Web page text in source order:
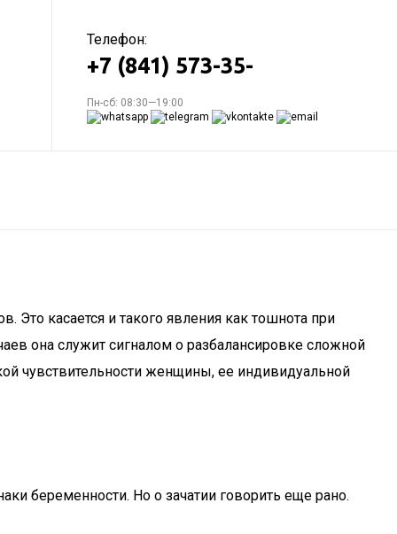
Телефон:
+7 (841) 573-35-
Пн-сб: 08:30—19:00
Это касается и такого явления как тошнота при
она служит сигналом о разбалансировке сложной
чувствительности женщины, ее индивидуальной
беременности. Но о зачатии говорить еще рано.